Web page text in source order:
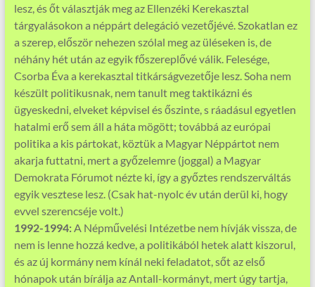
lesz, és őt választják meg az Ellenzéki Kerekasztal
tárgyalásokon a néppárt delegáció vezetőjévé. Szokatlan ez
a szerep, először nehezen szólal meg az üléseken is, de
néhány hét után az egyik főszereplővé válik. Felesége,
Csorba Éva a kerekasztal titkárságvezetője lesz. Soha nem
készült politikusnak, nem tanult meg taktikázni és
ügyeskedni, elveket képvisel és őszinte, s ráadásul egyetlen
hatalmi erő sem áll a háta mögött; továbbá az európai
politika a kis pártokat, köztük a Magyar Néppártot nem
akarja futtatni, mert a győzelemre (joggal) a Magyar
Demokrata Fórumot nézte ki, így a győztes rendszerváltás
egyik vesztese lesz. (Csak hat-nyolc év után derül ki, hogy
evvel szerencséje volt.)
1992-1994:A Népművelési Intézetbe nem hívják vissza, de
nem is lenne hozzá kedve, a politikából hetek alatt kiszorul,
és az új kormány nem kínál neki feladatot, sőt az első
hónapok után bírálja az Antall-kormányt, mert úgy tartja,